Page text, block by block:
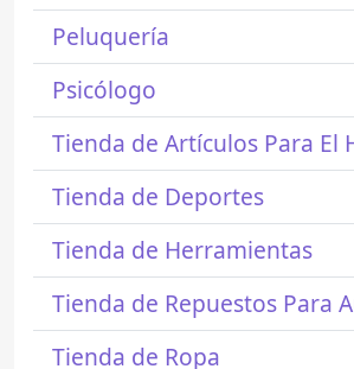
Peluquería
Psicólogo
Tienda de Artículos Para El
Tienda de Deportes
Tienda de Herramientas
Tienda de Repuestos Para
Tienda de Ropa